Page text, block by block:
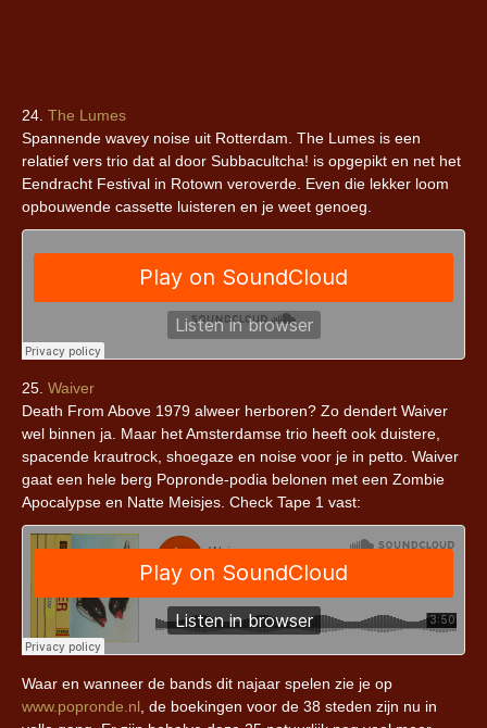
24. The Lumes
Spannende wavey noise uit Rotterdam. The Lumes is een
relatief vers trio dat al door Subbacultcha! is opgepikt en net het
Eendracht Festival in Rotown veroverde. Even die lekker loom
opbouwende cassette luisteren en je weet genoeg.
25. Waiver
Death From Above 1979 alweer herboren? Zo dendert Waiver
wel binnen ja. Maar het Amsterdamse trio heeft ook duistere,
spacende krautrock, shoegaze en noise voor je in petto. Waiver
gaat een hele berg Popronde-podia belonen met een Zombie
Apocalypse en Natte Meisjes. Check Tape 1 vast:
Waar en wanneer de bands dit najaar spelen zie je op
www.popronde.nl, de boekingen voor de 38 steden zijn nu in